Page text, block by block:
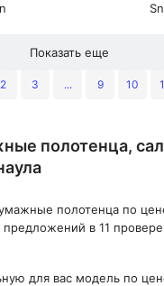
Показать еще
2 3 ... 9 10
полотенца,
полотенца по
предложений в 11
для вас модель по